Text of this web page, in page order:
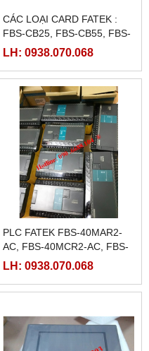
CÁC LOẠI CARD FATEK :
FBS-CB25, FBS-CB55, FBS-
CB2, FBS-CB5
LH: 0938.070.068
PLC FATEK FBS-40MAR2-
AC, FBS-40MCR2-AC, FBS-
40MCRT-AC, FBS-40MART-
LH: 0938.070.068